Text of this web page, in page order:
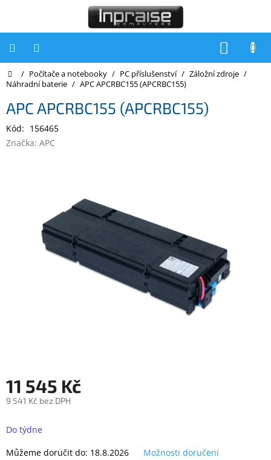
Počítače
Inpraise
Notebooky
Oblíbené
Obchodní
Autorizované
Domů
/ Počítače a notebooky / PC příslušenství / Záložní zdroje /
Náhradní baterie / APC APCRBC155 (APCRBC155)
APC APCRBC155 (APCRBC155)
Kód: 156465
Značka: APC
11 545 Kč
9 541 Kč bez DPH
cena:
Do týdne
Můžeme doručit do: 18.8.2026 Možnosti doručení